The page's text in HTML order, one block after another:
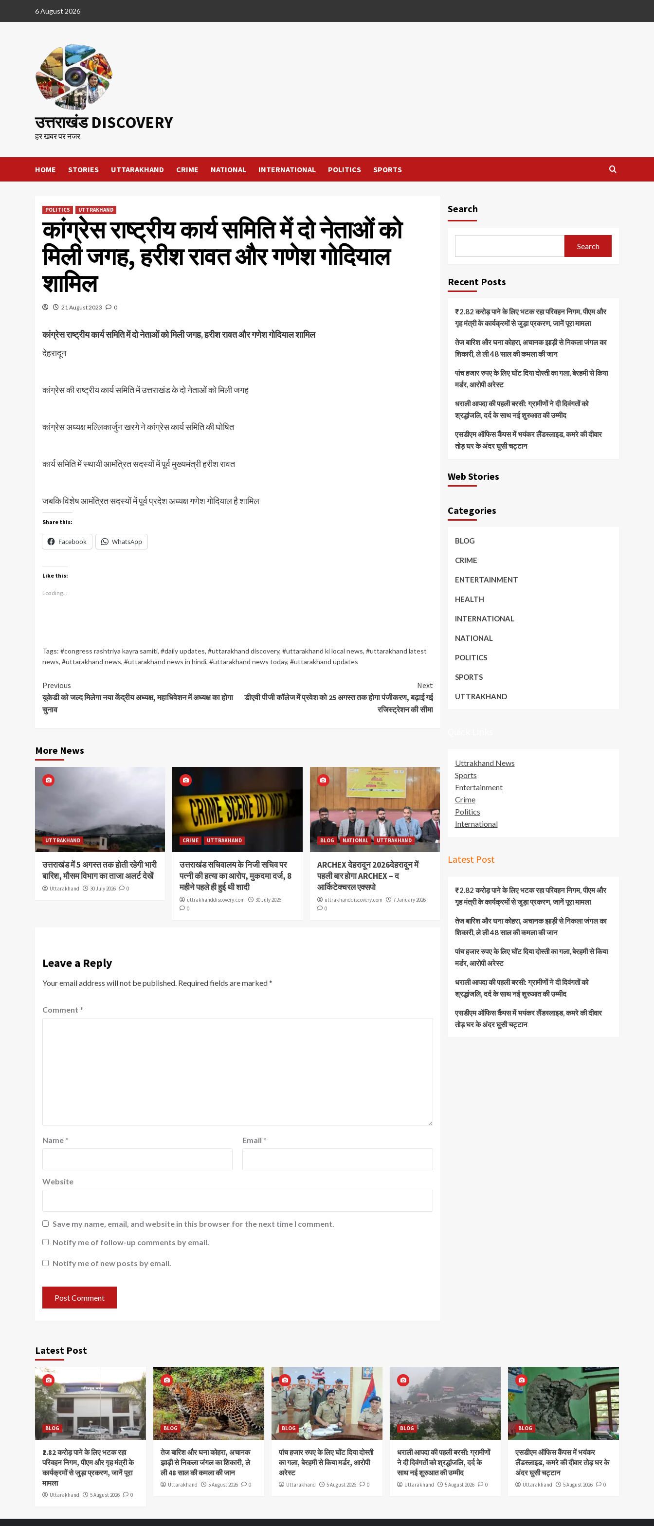
6 August 2026
उत्तराखंड DISCOVERY
हर खबर पर नजर
HOME STORIES UTTARAKHAND CRIME NATIONAL INTERNATIONAL POLITICS SPORTS
POLITICS UTTRAKHAND
कांग्रेस राष्ट्रीय कार्य समिति में दो नेताओं को
मिली जगह, हरीश रावत और गणेश गोदियाल
शामिल
21 August 2023 0
कांग्रेस राष्ट्रीय कार्य समिति में दो नेताओं को मिली जगह, हरीश रावत और गणेश गोदियाल शामिल
देहरादून
कांग्रेस की राष्ट्रीय कार्य समिति में उत्तराखंड के दो नेताओं को मिली जगह
कांग्रेस अध्यक्ष मल्लिकार्जुन खरगे ने कांग्रेस कार्य समिति की घोषित
कार्य समिति में स्थायी आमंत्रित सदस्यों में पूर्व मुख्यमंत्री हरीश रावत
जबकि विशेष आमंत्रित सदस्यों में पूर्व प्रदेश अध्यक्ष गणेश गोदियाल है शामिल
Share this:
Facebook WhatsApp
Like this:
Loading...
Tags: #congress rashtriya kayra samiti, #daily updates, #uttarakhand discovery, #uttarakhand ki local news, #uttarakhand latest
news, #uttarakhand news, #uttarakhand news in hindi, #uttarakhand news today, #uttarakhand updates
Continue
Reading
Previous
यूकेडी को जल्द मिलेगा नया केंद्रीय अध्यक्ष, महाधिवेशन में अध्यक्ष का होगा
चुनाव
Next
डीएवी पीजी कॉलेज में प्रवेश को 25 अगस्त तक होगा पंजीकरण, बढ़ाई गई
रजिस्ट्रेशन की सीमा
More News
UTTRAKHAND
उत्तराखंड में 5 अगस्त तक होती रहेगी भारी
बारिश, मौसम विभाग का ताजा अलर्ट देखें
Uttarakhand 30 July 2026 0
CRIME UTTRAKHAND
उत्तराखंड सचिवालय के निजी सचिव पर
पत्नी की हत्या का आरोप, मुकदमा दर्ज, 8
महीने पहले ही हुई थी शादी
uttrakhanddiscovery.com
30 July 2026
0
BLOG NATIONAL UTTRAKHAND
ARCHEX देहरादून 2026देहरादून में
पहली बार होगा ARCHEX – द
आर्किटेक्चरल एक्सपो
uttrakhanddiscovery.com
7 January 2026
0
Leave a Reply
Your email address will not be published. Required fields are marked*
Comment *
Name * Email *
Website
Save my name, email, and website in this browser for the next time I comment.
Notify me of follow-up comments by email.
Notify me of new posts by email.
Search
Search
Recent Posts
₹2.82 करोड़ पाने के लिए भटक रहा परिवहन निगम, पीएम और
गृह मंत्री के कार्यक्रमों से जुड़ा प्रकरण, जानें पूरा मामला
तेज बारिश और घना कोहरा, अचानक झाड़ी से निकला जंगल का
शिकारी, ले ली 48 साल की कमला की जान
पांच हजार रुपए के लिए घोंट दिया दोस्ती का गला, बेरहमी से किया
मर्डर, आरोपी अरेस्ट
धराली आपदा की पहली बरसी: ग्रामीणों ने दी दिवंगतों को
श्रद्धांजलि, दर्द के साथ नई शुरुआत की उम्मीद
एसडीएम ऑफिस कैंपस में भयंकर लैंडस्लाइड, कमरे की दीवार
तोड़ घर के अंदर घुसी चट्टान
Web Stories
Categories
BLOG
CRIME
ENTERTAINMENT
HEALTH
INTERNATIONAL
NATIONAL
POLITICS
SPORTS
UTTRAKHAND
Uttrakhand News
Sports
Entertainment
Crime
Politics
International
Latest Post
₹2.82 करोड़ पाने के लिए भटक रहा परिवहन निगम, पीएम और
गृह मंत्री के कार्यक्रमों से जुड़ा प्रकरण, जानें पूरा मामला
तेज बारिश और घना कोहरा, अचानक झाड़ी से निकला जंगल का
शिकारी, ले ली 48 साल की कमला की जान
पांच हजार रुपए के लिए घोंट दिया दोस्ती का गला, बेरहमी से किया
मर्डर, आरोपी अरेस्ट
धराली आपदा की पहली बरसी: ग्रामीणों ने दी दिवंगतों को
श्रद्धांजलि, दर्द के साथ नई शुरुआत की उम्मीद
एसडीएम ऑफिस कैंपस में भयंकर लैंडस्लाइड, कमरे की दीवार
तोड़ घर के अंदर घुसी चट्टान
Latest Post
BLOG
₹2.82 करोड़ पाने के लिए भटक रहा
परिवहन निगम, पीएम और गृह मंत्री के
कार्यक्रमों से जुड़ा प्रकरण, जानें पूरा
मामला
Uttarakhand 5 August 2026 0
BLOG
तेज बारिश और घना कोहरा, अचानक
झाड़ी से निकला जंगल का शिकारी, ले
ली 48 साल की कमला की जान
Uttarakhand 5 August 2026 0
BLOG
पांच हजार रुपए के लिए घोंट दिया दोस्ती
का गला, बेरहमी से किया मर्डर, आरोपी
अरेस्ट
Uttarakhand 5 August 2026 0
BLOG
धराली आपदा की पहली बरसी: ग्रामीणों
ने दी दिवंगतों को श्रद्धांजलि, दर्द के
साथ नई शुरुआत की उम्मीद
Uttarakhand 5 August 2026 0
BLOG
एसडीएम ऑफिस कैंपस में भयंकर
लैंडस्लाइड, कमरे की दीवार तोड़ घर के
अंदर घुसी चट्टान
Uttarakhand 5 August 2026 0